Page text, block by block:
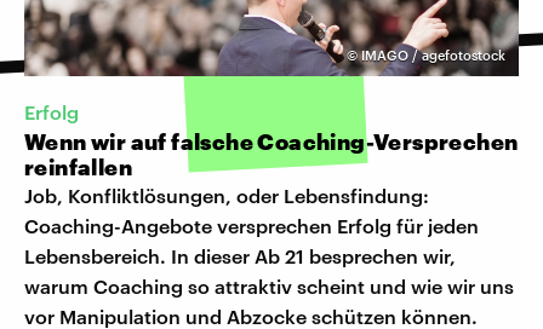
©IMAGO / agefotostock
Erfolg
Wenn wir auf falsche Coaching-Versprechen
reinfallen
Job, Konfliktlösungen, oder Lebensfindung:
Coaching-Angebote versprechen Erfolg für jeden
Lebensbereich. In dieser Ab 21 besprechen wir,
warum Coaching so attraktiv scheint und wie wir uns
vor Manipulation und Abzocke schützen können.